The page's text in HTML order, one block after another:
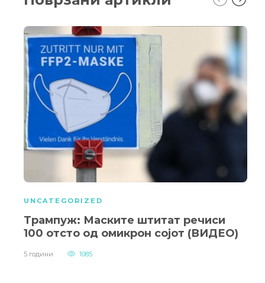
UNCATEGORIZED
Трампуж: Маските штитат речиси
100 отсто од омикрон сојот (ВИДЕО)
5 години 1085